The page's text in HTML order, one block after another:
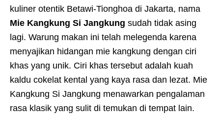
kuliner otentik Betawi-Tionghoa di Jakarta, nama
Mie Kangkung Si Jangkung sudah tidak asing
lagi. Warung makan ini telah melegenda karena
menyajikan hidangan mie kangkung dengan ciri
khas yang unik. Ciri khas tersebut adalah kuah
kaldu cokelat kental yang kaya rasa dan lezat. Mie
Kangkung Si Jangkung menawarkan pengalaman
rasa klasik yang sulit di temukan di tempat lain.